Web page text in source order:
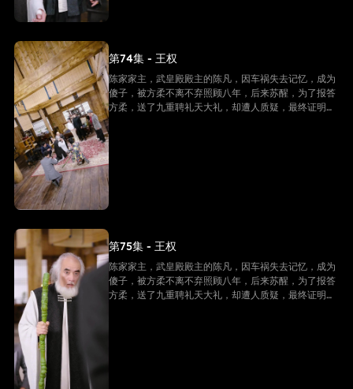
第74集 - 王权
陈家家主，武皇殿殿主的陈凡，因车祸失去记忆，成为
傻子，被方柔不离不弃照顾八年，后来苏醒，为了报答
方柔，送了九重聘礼天大礼，却遭人质疑，最终证明他
是陈家家主，并且还是武皇殿武皇，最终跟方柔有情人
终成眷属。
第75集 - 王权
陈家家主，武皇殿殿主的陈凡，因车祸失去记忆，成为
傻子，被方柔不离不弃照顾八年，后来苏醒，为了报答
方柔，送了九重聘礼天大礼，却遭人质疑，最终证明他